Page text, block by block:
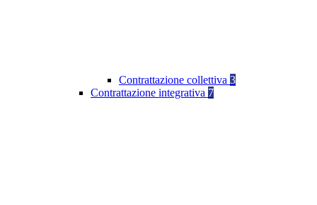
Contrattazione collettiva 3
Contrattazione integrativa 7